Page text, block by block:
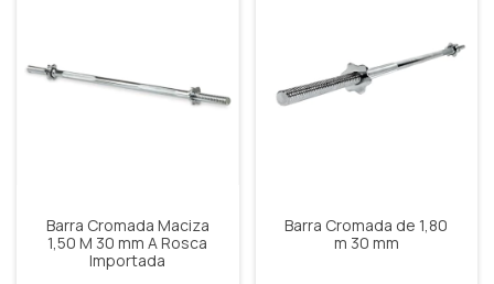
Barra Cromada Maciza
1,50 M 30 mm A Rosca
Importada
Barra Cromada de 1,80
m 30 mm